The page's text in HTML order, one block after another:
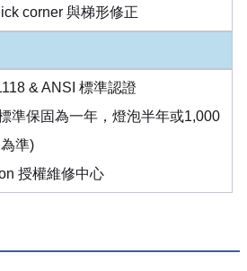
corner 與梯形修正
& ANSI 標準認證
準保固為一年，燈泡半年或1,000
準)
授權維修中心